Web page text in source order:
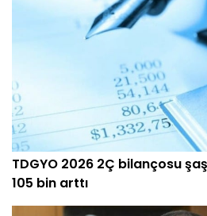
TDGYO 2026 2Ç bilançosu
105 bin arttı